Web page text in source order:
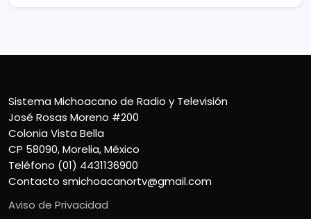
Sistema Michoacano de Radio y Televisión
José Rosas Moreno #200
Colonia Vista Bella
CP 58090, Morelia, México
Teléfono (01) 4431136900
Contacto smichoacanortv@gmail.com
Aviso de Privacidad